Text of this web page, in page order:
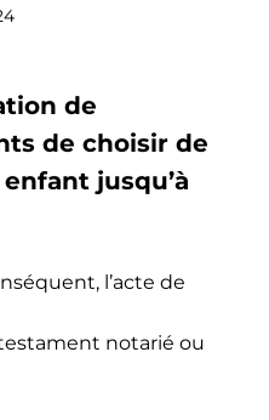
de
de choisir de
jusqu’à
l’acte de
notarié ou